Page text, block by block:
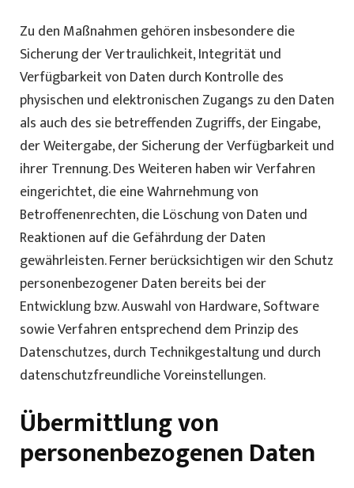
Zu den Maßnahmen gehören insbesondere die
Sicherung der Vertraulichkeit, Integrität und
Verfügbarkeit von Daten durch Kontrolle des
physischen und elektronischen Zugangs zu den Daten
als auch des sie betreffenden Zugriffs, der Eingabe,
der Weitergabe, der Sicherung der Verfügbarkeit und
ihrer Trennung. Des Weiteren haben wir Verfahren
eingerichtet, die eine Wahrnehmung von
Betroffenenrechten, die Löschung von Daten und
Reaktionen auf die Gefährdung der Daten
gewährleisten. Ferner berücksichtigen wir den Schutz
personenbezogener Daten bereits bei der
Entwicklung bzw. Auswahl von Hardware, Software
sowie Verfahren entsprechend dem Prinzip des
Datenschutzes, durch Technikgestaltung und durch
datenschutzfreundliche Voreinstellungen.
Übermittlung von
personenbezogenen Daten